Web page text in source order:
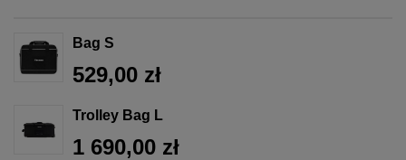
Bag S
529,00 zł
Trolley Bag L
1 690,00 zł